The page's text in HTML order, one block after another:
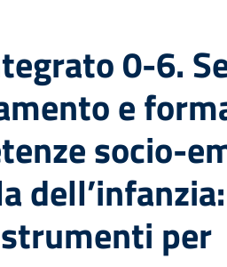
0-6.
e
socio-
dell’infanzia:
per